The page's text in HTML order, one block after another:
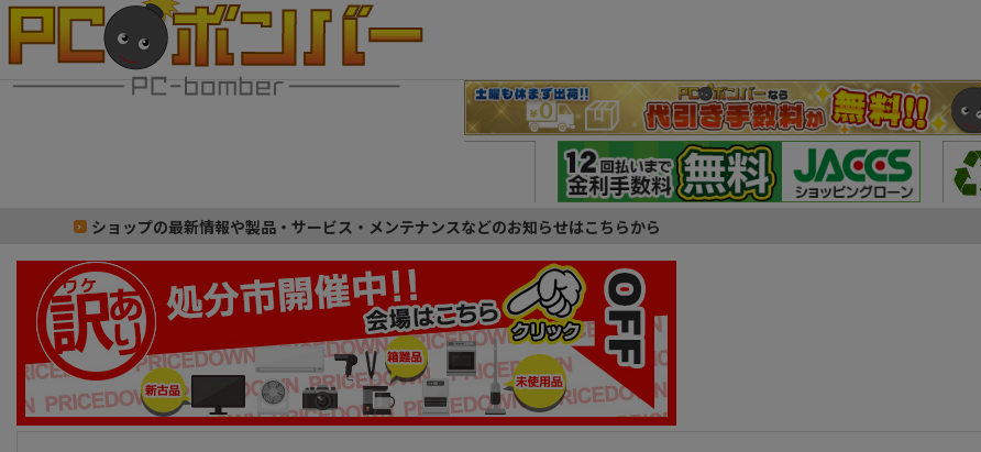
ショップの最新情報や製品・サービス・メンテナンスなどのお知らせはこちらから